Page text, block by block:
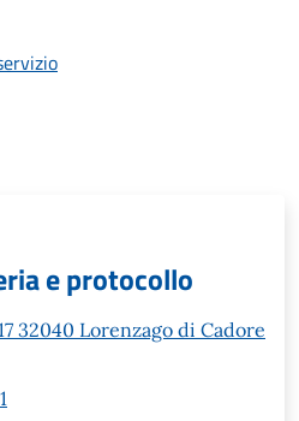
e protocollo
32040 Lorenzago di Cadore